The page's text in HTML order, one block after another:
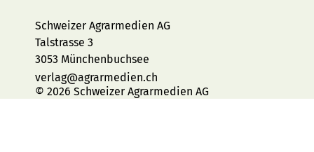
Facebook
InstagramYouTubeLinkedIn
Schweizer Agrarmedien AG
Talstrasse 3
3053 Münchenbuchsee
verlag@agrarmedien.ch
© 2026 Schweizer Agrarmedien AG